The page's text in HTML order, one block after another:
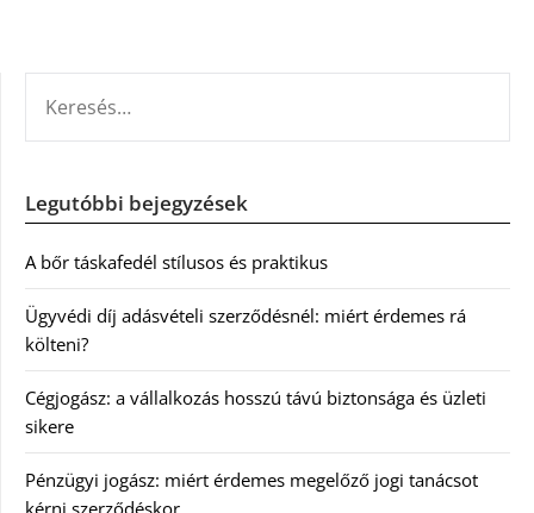
Legutóbbi bejegyzések
A bőr táskafedél stílusos és praktikus
Ügyvédi díj adásvételi szerződésnél: miért érdemes rá
költeni?
Cégjogász: a vállalkozás hosszú távú biztonsága és üzleti
sikere
Pénzügyi jogász: miért érdemes megelőző jogi tanácsot
kérni szerződéskor